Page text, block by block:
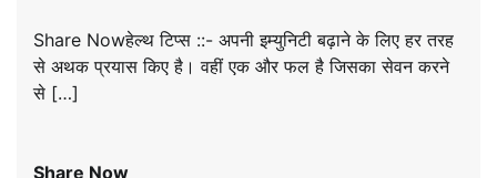
Share Nowहेल्थ टिप्स ::- अपनी इम्‍युनिटी बढ़ाने के लिए हर तरह
से अथक प्रयास किए है। वहीं एक और फल है जिसका सेवन करने
से […]
Share Now